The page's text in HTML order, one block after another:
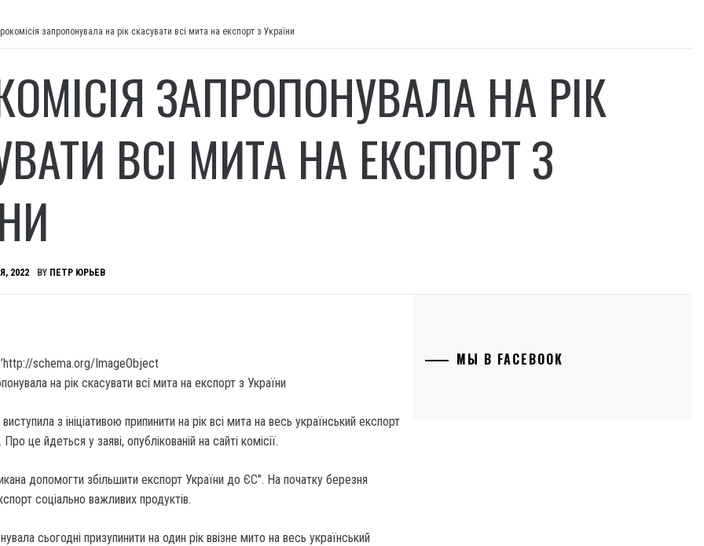
запропонувала на рік скасувати всі мита на експорт з України
ЗАПРОПОНУВАЛА НА РІК
ВСІ МИТА НА ЕКСПОРТ З
2022 BY ПЕТР ЮРЬЕВ
schema.org/ImageObject
з ініціативою припинити на рік всі мита на весь український експорт
це йдеться у заяві, опублікованій на сайті комісії.
допомогти збільшити експорт України до ЄС". На початку березня
соціально важливих продуктів.
сьогодні призупинити на один рік ввізне мито на весь український
МЫ В FACEBOOK